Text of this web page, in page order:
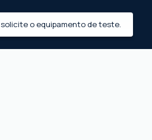
solicite o equipamento de teste.